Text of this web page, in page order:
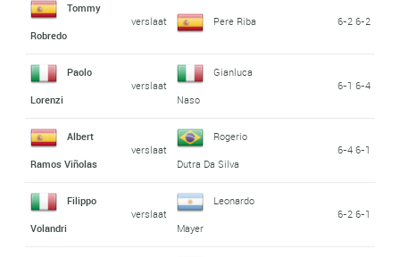
Tommy
Robredo
verslaat Pere Riba 6-2 6-2
Paolo
Lorenzi
verslaat
Gianluca
Naso
6-1 6-4
Albert
Ramos Viñolas
verslaat
Rogerio
Dutra Da Silva
6-4 6-1
Filippo
Volandri
verslaat
Leonardo
Mayer
6-2 6-1